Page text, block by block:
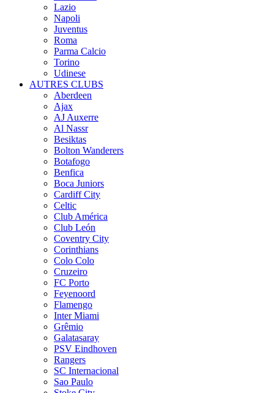
Lazio
Napoli
Juventus
Roma
Parma Calcio
Torino
Udinese
AUTRES CLUBS
Aberdeen
Ajax
AJ Auxerre
Al Nassr
Besiktas
Bolton Wanderers
Botafogo
Benfica
Boca Juniors
Cardiff City
Celtic
Club América
Club León
Coventry City
Corinthians
Colo Colo
Cruzeiro
FC Porto
Feyenoord
Flamengo
Inter Miami
Grêmio
Galatasaray
PSV Eindhoven
Rangers
SC Internacional
Sao Paulo